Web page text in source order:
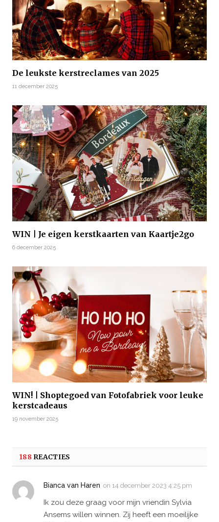
De leukste kerstreclames van 2025
11 december 2025
WIN | Je eigen kerstkaarten van Kaartje2go
6 december 2025
WIN! | Shoptegoed van Fotofabriek voor leuke
kerstcadeaus
19 november 2025
188REACTIES
Bianca van Haren on 14 december 2023 4:25 pm
Ik zou deze graag voor mijn vriendin Sylvia
Ansems willen winnen. Zij heeft een moeilijke